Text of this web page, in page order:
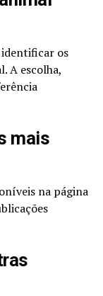
identificar os
A escolha,
mais
na página